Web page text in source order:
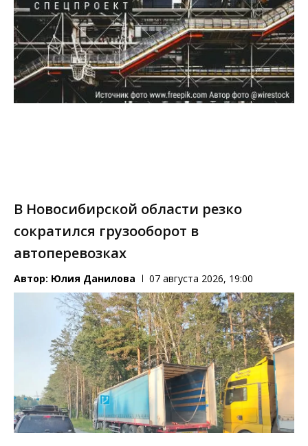
В Новосибирской области резко
сократился грузооборот в
автоперевозках
Автор: Юлия Данилова 07 августа 2026, 19:00